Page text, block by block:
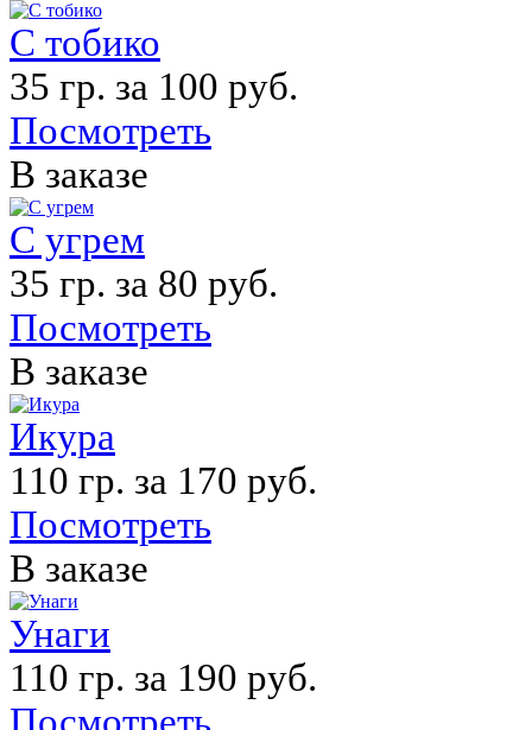
С тобико
35 гр. за 100 руб.
Посмотреть
В заказе
С угрем
35 гр. за 80 руб.
Посмотреть
В заказе
Икура
110 гр. за 170 руб.
Посмотреть
В заказе
Унаги
110 гр. за 190 руб.